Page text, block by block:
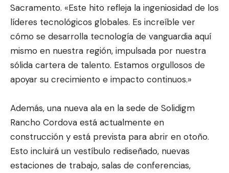
Sacramento. «Este hito refleja la ingeniosidad de los
líderes tecnológicos globales. Es increíble ver
cómo se desarrolla tecnología de vanguardia aquí
mismo en nuestra región, impulsada por nuestra
sólida cartera de talento. Estamos orgullosos de
apoyar su crecimiento e impacto continuos.»
Además, una nueva ala en la sede de Solidigm
Rancho Cordova está actualmente en
construcción y está prevista para abrir en otoño.
Esto incluirá un vestíbulo rediseñado, nuevas
estaciones de trabajo, salas de conferencias,